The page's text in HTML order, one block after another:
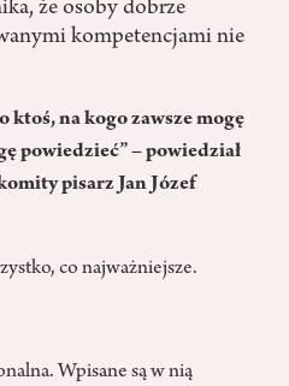
że osoby dobrze
kompetencjami nie
na kogo zawsze mogę
powiedzieć” – powiedział
pisarz Jan Józef
co najważniejsze.
Wpisane są w nią